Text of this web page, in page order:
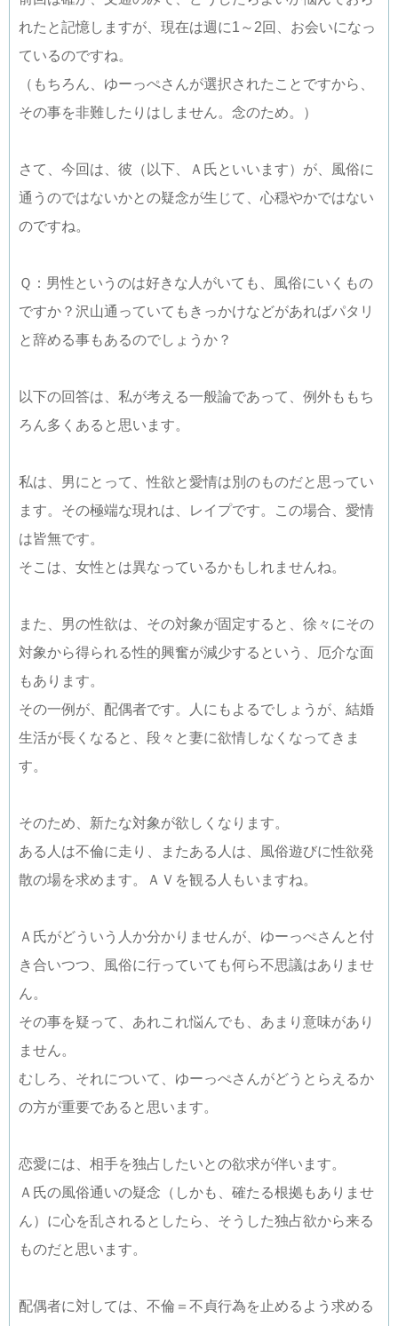
れたと記憶しますが、現在は週に1～2回、お会いになっ
ているのですね。
（もちろん、ゆーっぺさんが選択されたことですから、
その事を非難したりはしません。念のため。）
さて、今回は、彼（以下、Ａ氏といいます）が、風俗に
通うのではないかとの疑念が生じて、心穏やかではない
のですね。
Ｑ：男性というのは好きな人がいても、風俗にいくもの
ですか？沢山通っていてもきっかけなどがあればパタリ
と辞める事もあるのでしょうか？
以下の回答は、私が考える一般論であって、例外ももち
ろん多くあると思います。
私は、男にとって、性欲と愛情は別のものだと思ってい
ます。その極端な現れは、レイプです。この場合、愛情
は皆無です。
そこは、女性とは異なっているかもしれませんね。
また、男の性欲は、その対象が固定すると、徐々にその
対象から得られる性的興奮が減少するという、厄介な面
もあります。
その一例が、配偶者です。人にもよるでしょうが、結婚
生活が長くなると、段々と妻に欲情しなくなってきま
す。
そのため、新たな対象が欲しくなります。
ある人は不倫に走り、またある人は、風俗遊びに性欲発
散の場を求めます。ＡＶを観る人もいますね。
Ａ氏がどういう人か分かりませんが、ゆーっぺさんと付
き合いつつ、風俗に行っていても何ら不思議はありませ
ん。
その事を疑って、あれこれ悩んでも、あまり意味があり
ません。
むしろ、それについて、ゆーっぺさんがどうとらえるか
の方が重要であると思います。
恋愛には、相手を独占したいとの欲求が伴います。
Ａ氏の風俗通いの疑念（しかも、確たる根拠もありませ
ん）に心を乱されるとしたら、そうした独占欲から来る
ものだと思います。
配偶者に対しては、不倫＝不貞行為を止めるよう求める